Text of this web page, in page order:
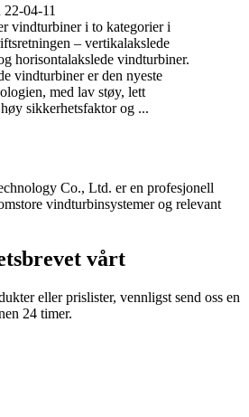
04-11
vindturbiner i to kategorier i
– vertikalakslede
horisontalakslede vindturbiner.
vindturbiner er den nyeste
med lav støy, lett
sikkerhetsfaktor og ...
Co., Ltd. er en profesjonell
vindturbinsystemer og relevant
vårt
eller prislister, vennligst send oss ​​en
24 timer.